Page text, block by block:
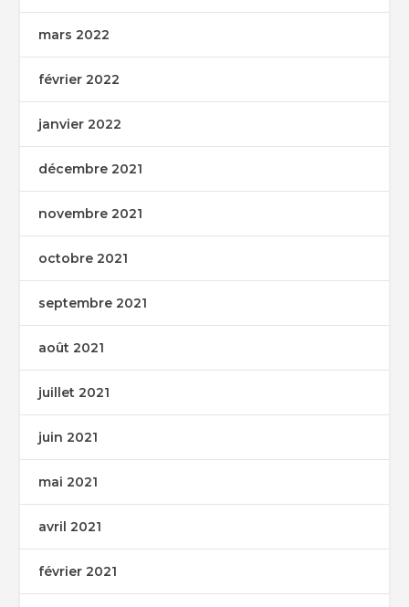
mars 2022
février 2022
janvier 2022
décembre 2021
novembre 2021
octobre 2021
septembre 2021
août 2021
juillet 2021
juin 2021
mai 2021
avril 2021
février 2021